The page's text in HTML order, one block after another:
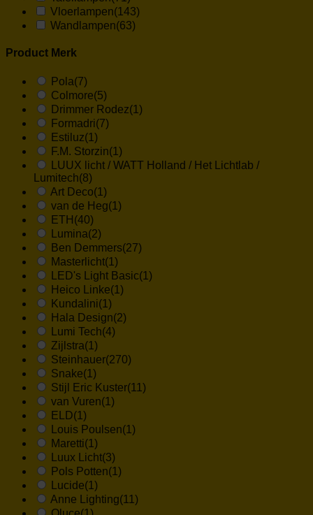
Vloerlampen(143)
Wandlampen(63)
Product Merk
Pola(7)
Colmore(5)
Drimmer Rodez(1)
Formadri(7)
Estiluz(1)
F.M. Storzin(1)
LUUX licht / WATT Holland / Het Lichtlab /
Lumitech(8)
Art Deco(1)
van de Heg(1)
ETH (40)
Lumina(2)
Ben Demmers(27)
Masterlicht(1)
LED's Light Basic(1)
Heico Linke(1)
Kundalini(1)
Hala Design(2)
Lumi Tech(4)
Zijlstra(1)
Steinhauer(270)
Snake(1)
Stijl Eric Kuster(11)
van Vuren(1)
ELD(1)
Louis Poulsen(1)
Maretti(1)
Luux Licht(3)
Pols Potten(1)
Lucide(1)
Anne Lighting(11)